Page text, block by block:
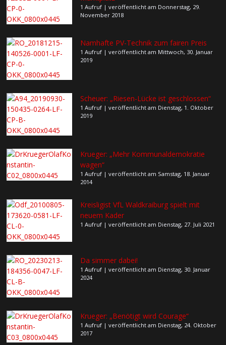
1 Aufruf |veröffentlicht am Donnerstag, 29.
November 2018
Namhafte PV-Technik zum fairen Preis
1 Aufruf |veröffentlicht am Mittwoch, 30. Januar
2019
Scheuer: „Riesen-Lücke ist geschlossen“
1 Aufruf |veröffentlicht am Dienstag, 1. Oktober
2019
Krueger: „Mehr Kommunaldemokratie
wagen“
1 Aufruf |veröffentlicht am Samstag, 18. Januar
2014
Kreisligist VfL Waldkraiburg spielt mit
neuem Kader
1 Aufruf |veröffentlicht am Dienstag, 27. Juli 2021
Da simmer dabei!
1 Aufruf |veröffentlicht am Dienstag, 30. Januar
2024
Krueger: „Benötigt wird Courage“
1 Aufruf |veröffentlicht am Dienstag, 24. Oktober
2017